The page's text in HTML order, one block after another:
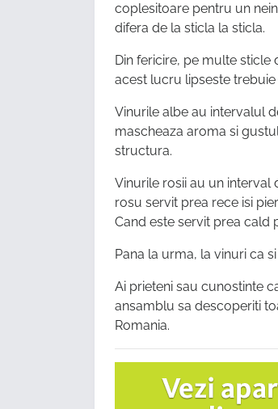
coplesitoare pentru un
difera de la sticla la sticla.
Din fericire, pe multe
acest lucru lipseste
Vinurile albe au intervalul
mascheaza aroma si
structura.
Vinurile rosii au un interval
rosu servit prea rece isi
Cand este servit prea cald
Pana la urma, la vinuri ca
Ai prieteni sau cunostinte
ansamblu sa descoperiti
Romania.